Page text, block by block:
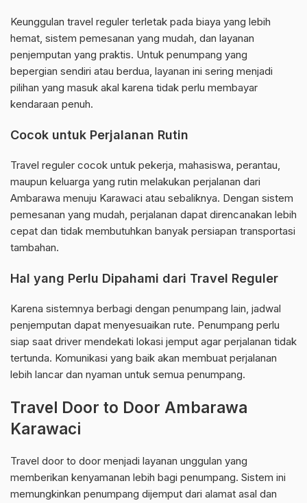
Keunggulan travel reguler terletak pada biaya yang lebih
hemat, sistem pemesanan yang mudah, dan layanan
penjemputan yang praktis. Untuk penumpang yang
bepergian sendiri atau berdua, layanan ini sering menjadi
pilihan yang masuk akal karena tidak perlu membayar
kendaraan penuh.
Cocok untuk Perjalanan Rutin
Travel reguler cocok untuk pekerja, mahasiswa, perantau,
maupun keluarga yang rutin melakukan perjalanan dari
Ambarawa menuju Karawaci atau sebaliknya. Dengan sistem
pemesanan yang mudah, perjalanan dapat direncanakan lebih
cepat dan tidak membutuhkan banyak persiapan transportasi
tambahan.
Hal yang Perlu Dipahami dari Travel Reguler
Karena sistemnya berbagi dengan penumpang lain, jadwal
penjemputan dapat menyesuaikan rute. Penumpang perlu
siap saat driver mendekati lokasi jemput agar perjalanan tidak
tertunda. Komunikasi yang baik akan membuat perjalanan
lebih lancar dan nyaman untuk semua penumpang.
Travel Door to Door Ambarawa
Karawaci
Travel door to door menjadi layanan unggulan yang
memberikan kenyamanan lebih bagi penumpang. Sistem ini
memungkinkan penumpang dijemput dari alamat asal dan